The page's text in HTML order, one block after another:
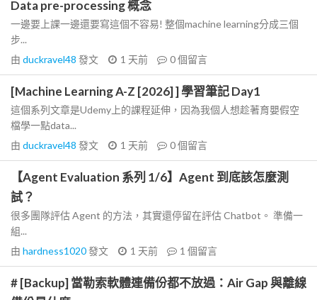
Data pre-processing 概念
一邊要上課一邊還要寫這個不容易! 整個machine learning分成三個
步...
由 duckravel48 發文 1 天前 0個留言
[Machine Learning A-Z [2026] ] 學習筆記 Day1
這個系列文章是Udemy上的課程延伸，因為我個人想趁著育嬰假空
檔學一點data...
由 duckravel48 發文 1 天前 0個留言
【Agent Evaluation 系列 1/6】Agent 到底該怎麼測
試？
很多團隊評估 Agent 的方法，其實還停留在評估 Chatbot。 準備一
組...
由 hardness1020發文 1 天前 1 個留言
# [Backup] 當勒索軟體連備份都不放過：Air Gap 與離線